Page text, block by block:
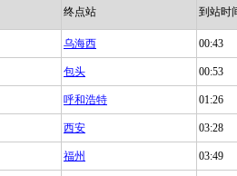
终点站 到站时
乌海西 00:43
包头 00:53
呼和浩特 01:26
西安 03:28
福州 03:49